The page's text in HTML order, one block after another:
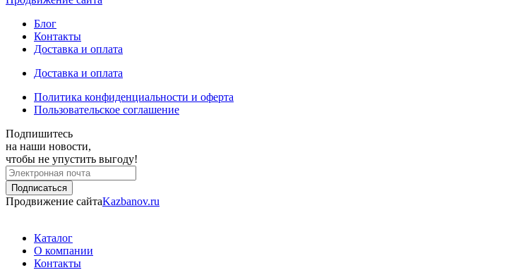
Блог
Контакты
Доставка и оплата
Доставка и оплата
Политика конфиденциальности и оферта
Пользовательское соглашение
Подпишитесь
на наши новости,
чтобы не упустить выгоду!
Продвижение сайтаKazbanov.ru
Каталог
О компании
Контакты